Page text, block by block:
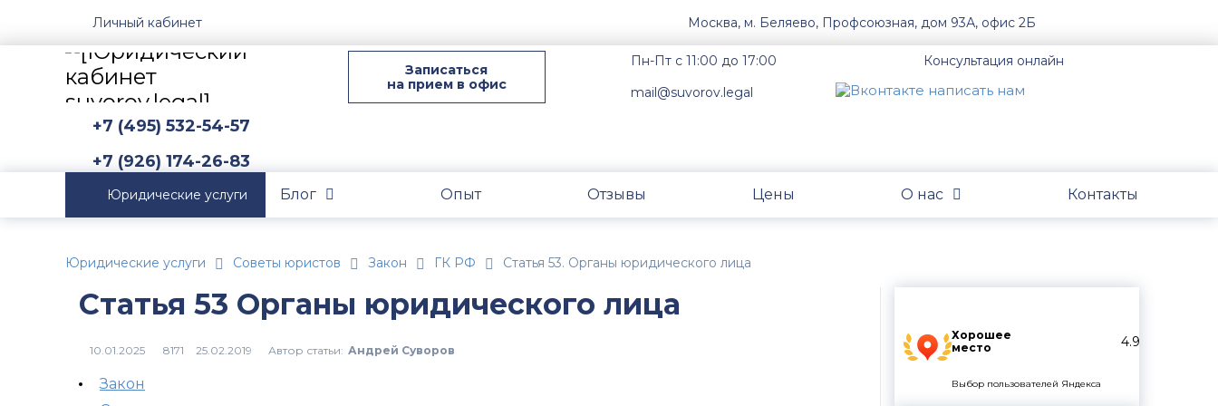
Личный кабинет Москва, м. Беляево, Профсоюзная, дом 93А, офис 2Б
Записаться
на прием в офис
Пн-Пт с 11:00 до 17:00
mail@suvorov.legal
Консультация онлайн
+7 (495) 532-54-57
+7 (926) 174-26-83
Юридические услуги Блог Опыт Отзывы Цены О нас Контакты
Юридические услуги Советы юристов Закон ГК РФ Статья 53. Органы юридического лица
Хорошее
место
4.9
Выбор пользователей Яндекса
Статья 53 Органы юридического лица
8171 Автор статьи: Андрей Суворов
Закон